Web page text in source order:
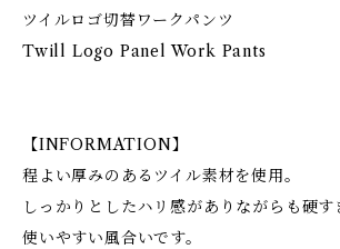
ツイルロゴ切替ワークパンツ
Twill Logo Panel Work Pants
【INFORMATION】
程よい厚みのあるツイル素材を使用。
しっかりとしたハリ感がありながらも硬す
使いやすい風合いです。